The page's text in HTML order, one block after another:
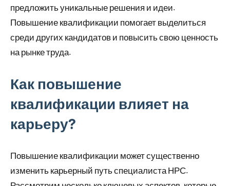
предложить уникальные решения и идеи.
Повышение квалификации помогает выделиться
среди других кандидатов и повысить свою ценность
на рынке труда.
Как повышение
квалификации влияет на
карьеру?
Повышение квалификации может существенно
изменить карьерный путь специалиста НРС.